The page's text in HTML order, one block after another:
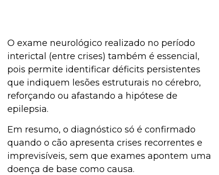
O exame neurológico realizado no período
interictal (entre crises) também é essencial,
pois permite identificar déficits persistentes
que indiquem lesões estruturais no cérebro,
reforçando ou afastando a hipótese de
epilepsia.
Em resumo, o diagnóstico só é confirmado
quando o cão apresenta crises recorrentes e
imprevisíveis, sem que exames apontem uma
doença de base como causa.